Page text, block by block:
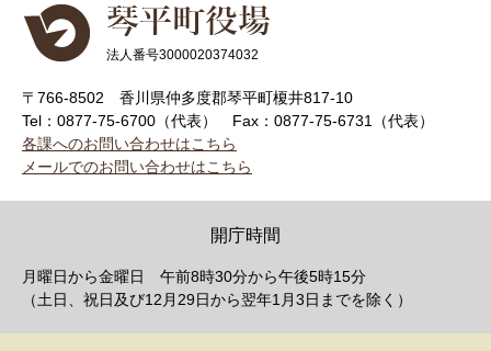
法人番号3000020374032
〒766-8502 香川県仲多度郡琴平町榎井817-10
Tel：0877-75-6700（代表）
Fax：0877-75-6731（代表）
各課へのお問い合わせはこちら
メールでのお問い合わせはこちら
開庁時間
月曜日から金曜日 午前8時30分から午後5時15分
（土日、祝日及び12月29日から翌年1月3日までを除く）